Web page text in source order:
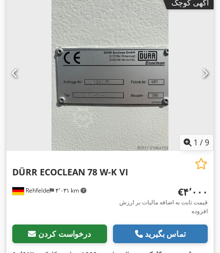
آگهی کوچک
1 /9
Rehfelde ۴٬۰۳۱ km
DÜRR ECOCLEAN 78 W-K VI
‎€۴٬۰۰۰
قیمت ثابت به اضافه مالیات بر ارزش
افزوده
درخواست کردن تماس بگیرید